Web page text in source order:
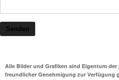
Senden
Alle Bilder und Grafiken sind Eigentum
freundlicher Genehmigung zur Verfügung